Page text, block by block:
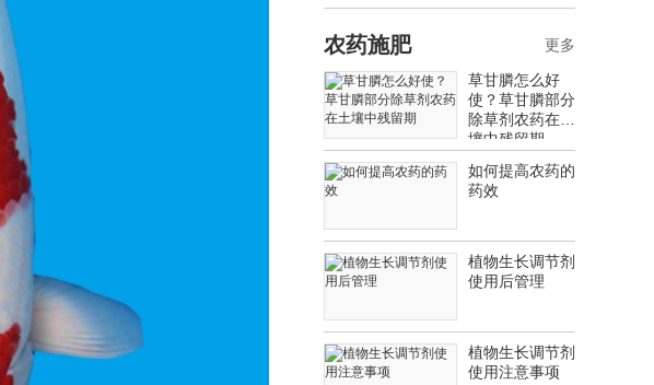
农药施肥
草甘膦怎么好
使？草甘膦部分
除草剂农药在土
壤中残留期
如何提高农药的
药效
植物生长调节剂
使用后管理
植物生长调节剂
使用注意事项
更多